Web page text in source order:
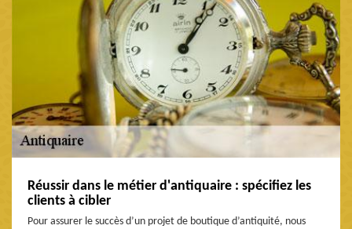
Réussir dans le métier d'antiquaire : spécifiez les
clients à cibler
Pour assurer le succès d’un projet de boutique d’antiquité, nous